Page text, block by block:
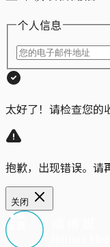
个人信息
太好了！请检查您的
抱歉，出现错误。请
关闭